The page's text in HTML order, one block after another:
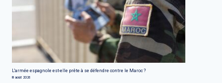
L'armée espagnole est-elle prête à se défendre contre le Maroc ?
8 août 2026